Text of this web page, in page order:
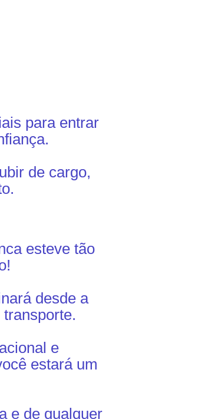
para entrar
de cargo,
esteve tão
desde a
e
estará um
e de qualquer